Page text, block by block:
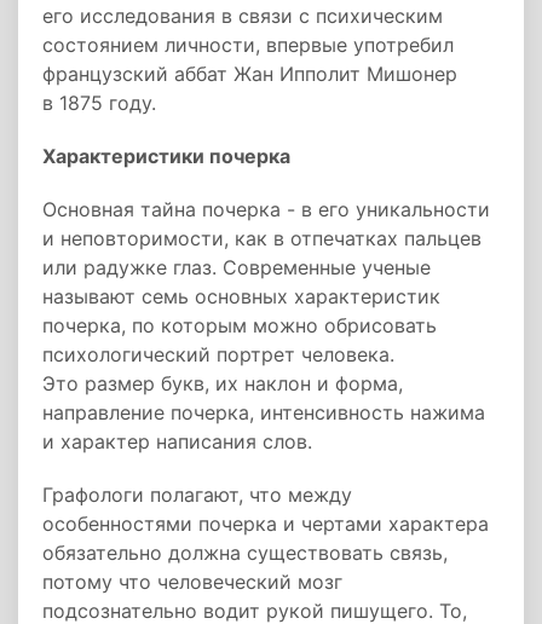
его исследования в связи с психическим
состоянием личности, впервые употребил
французский аббат Жан Ипполит Мишонер
в 1875 году.
Характеристики почерка
Основная тайна почерка - в его уникальности
и неповторимости, как в отпечатках пальцев
или радужке глаз. Современные ученые
называют семь основных характеристик
почерка, по которым можно обрисовать
психологический портрет человека.
Это размер букв, их наклон и форма,
направление почерка, интенсивность нажима
и характер написания слов.
Графологи полагают, что между
особенностями почерка и чертами характера
обязательно должна существовать связь,
потому что человеческий мозг
подсознательно водит рукой пишущего. То,